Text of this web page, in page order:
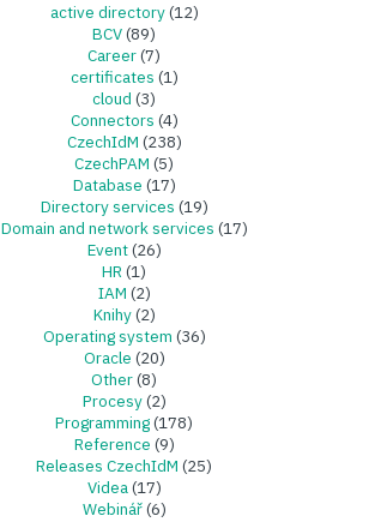
active directory(12)
BCV(89)
Career(7)
certificates (1)
cloud (3)
Connectors (4)
CzechIdM (238)
CzechPAM (5)
Database (17)
Directory services (19)
Domain and network services (17)
Event(26)
HR (1)
IAM (2)
Knihy(2)
Operating system (36)
Oracle (20)
Other(8)
Procesy(2)
Programming(178)
Reference (9)
Releases CzechIdM (25)
Videa(17)
Webinář(6)